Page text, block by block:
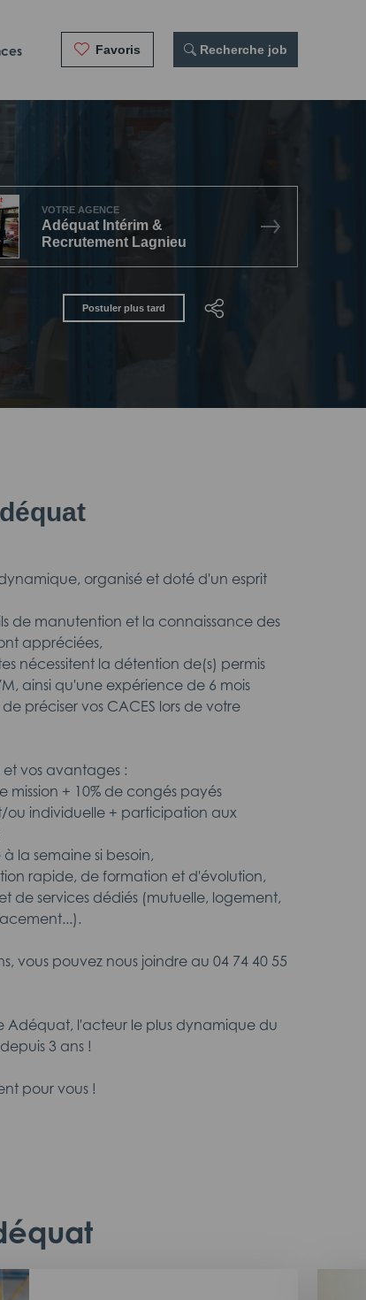
Favoris Recherche job
VOTRE AGENCE
Adéquat Intérim &
Recrutement Lagnieu
Postuler plus tard
organisé et doté d'un esprit
de manutention et la connaissance des
appréciées,
nécessitent la détention de(s) permis
ainsi qu'une expérience de 6 mois
préciser vos CACES lors de votre
vos avantages :
mission + 10% de congés payés
ou individuelle + participation aux
la semaine si besoin,
rapide, de formation et d'évolution,
de services dédiés (mutuelle, logement,
vous pouvez nous joindre au 04 74 40 55
Adéquat, l'acteur le plus dynamique du
3 ans !
pour vous !